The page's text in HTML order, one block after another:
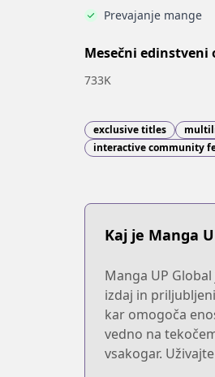
Prevajanje mange
Mesečni edinstveni
733K
exclusive titles
interactive community
Kaj je Manga
Manga UP
izdaj in
kar omogoča
vedno na
vsakogar.